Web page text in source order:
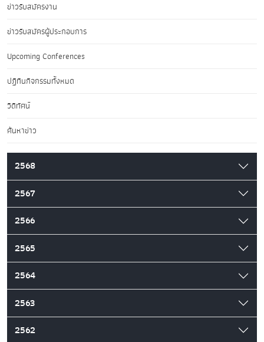
ข่าวรับสมัครงาน
ข่าวรับสมัครผู้ประกอบการ
Upcoming Conferences
ปฏิทินกิจกรรมทั้งหมด
วิดีทัศน์
ค้นหาข่าว
2568
2567
2566
2565
2564
2563
2562